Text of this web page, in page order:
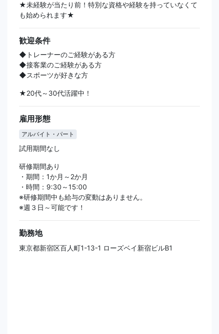
★未経験が当たり前！特別な資格や経験を持っていなくて
も始められます★
歓迎条件
◆トレーナーのご経験がある方
◆接客業のご経験がある方
◆スポーツが好きな方
★20代～30代活躍中！
雇用形態
アルバイト・パート
試用期間なし
研修期間あり
・期間：1か月～2か月
・時間：9:30～15:00
※研修期間中も給与の変動はありません。
※週３日～可能です！
勤務地
東京都新宿区百人町1-13-1 ローズベイ新宿ビルB1